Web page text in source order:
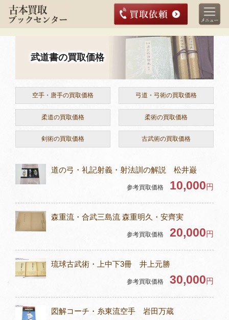
武道書の買取価格
空手・唐手の買取価格 弓道・弓術の買取価格
柔道の買取価格 柔術の買取価格
剣術の買取価格 古武術の買取価格
道の弓・礼記射義・射法訓の解説 松井巌
参考買取価格 10,000円
森重流・合武三島流 森重明久・安齊実
参考買取価格 20,000円
琉球古武術・上中下3冊 井上元勝
参考買取価格 30,000円
図解コーチ・糸東流空手 岩田万蔵